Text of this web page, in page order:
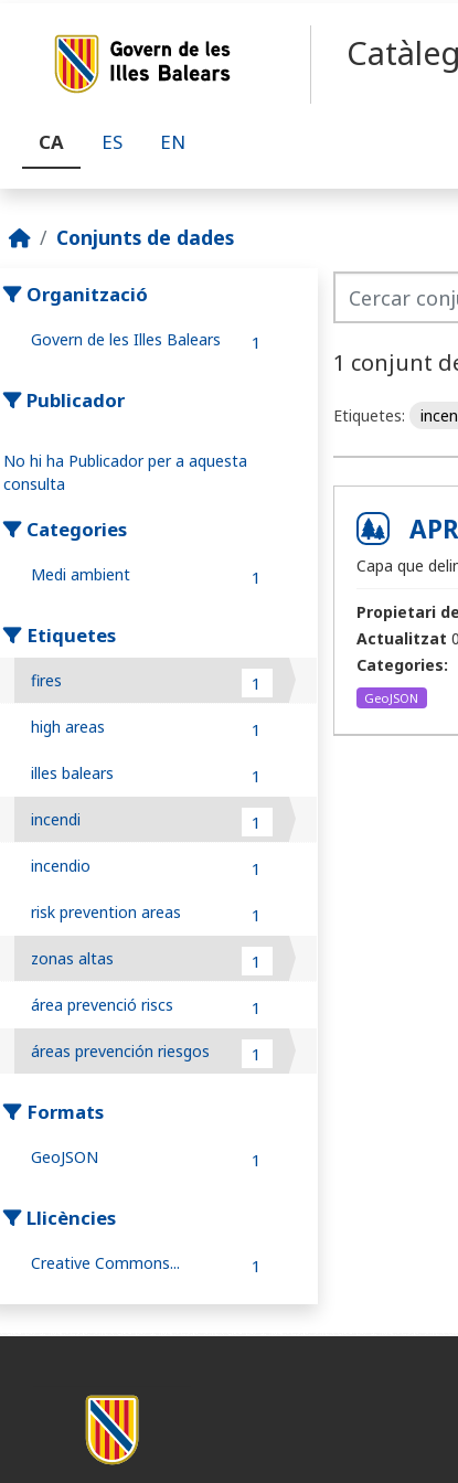
CA ES EN
Conjunts de dades
Organització
Govern de les Illes Balears 1
Publicador
No hi ha Publicador per a aquesta
consulta
Categories
Medi ambient 1
Etiquetes
fires 1
high areas 1
illes balears 1
incendi 1
incendio 1
risk prevention areas 1
zonas altas 1
área prevenció riscs 1
áreas prevención riesgos 1
Formats
GeoJSON 1
Llicències
Creative Commons... 1
1 conjunt
Etiquetes:
Capa que
Propietari
Actualitzat
Categories:
GeoJSON